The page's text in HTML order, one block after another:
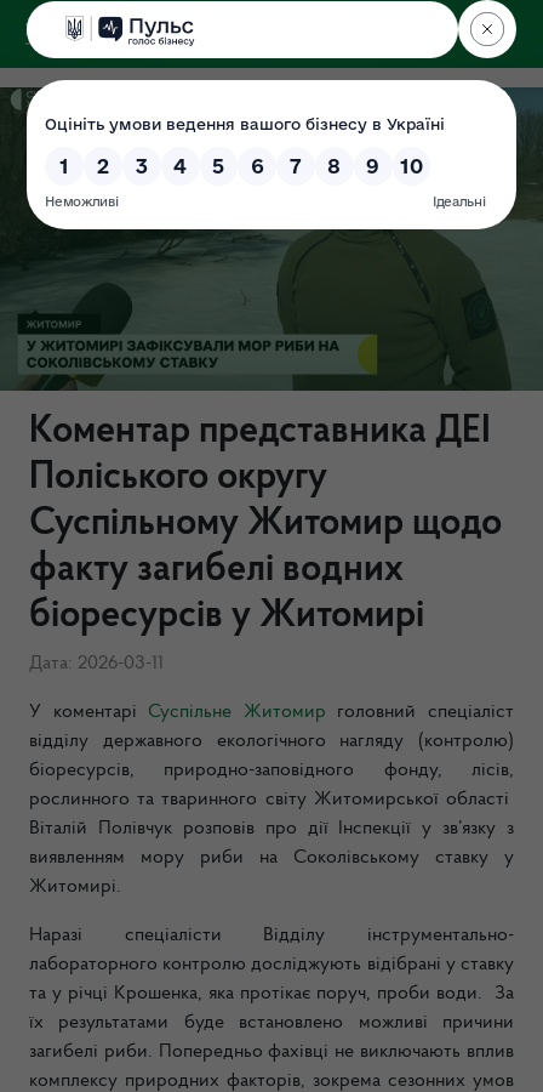
ДЕРЖЕКОІНСПЕКЦІЯ
Поліського округу
Коментар представника ДЕІ
Поліського округу
Суспільному Житомир щодо
факту загибелі водних
біоресурсів у Житомирі
Дата: 2026-03-11
У коментарі Суспільне Житомир головний спеціаліст
відділу державного екологічного нагляду (контролю)
біоресурсів, природно-заповідного фонду, лісів,
рослинного та тваринного світу Житомирської області
Віталій Полівчук розповів про дії Інспекції у зв’язку з
виявленням мору риби на Соколівському ставку у
Житомирі.
Наразі спеціалісти Відділу інструментально-
лабораторного контролю досліджують відібрані у ставку
та у річці Крошенка, яка протікає поруч, проби води. За
їх результатами буде встановлено можливі причини
загибелі риби. Попередньо фахівці не виключають вплив
комплексу природних факторів, зокрема сезонних умов